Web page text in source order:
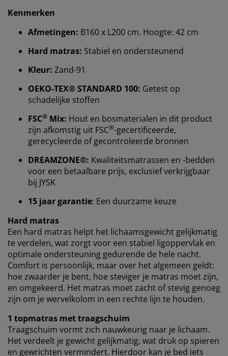
Kenmerken
Afmetingen: B160 x L200 cm. Hoogte: 42 cm
Hard matras: Stabiel en ondersteunend
Kleur: Zand-91
OEKO-TEX® STANDARD 100: Getest op
schadelijke stoffen
FSC® Mix: Hout en bosmaterialen in dit product
zijn afkomstig uit FSC®-gecertificeerde,
gerecycleerde of gecontroleerde bronnen
DREAMZONE®: Kwaliteitsmatrassen en -bedden
voor een betaalbare prijs, exclusief verkrijgbaar
bij JYSK
15 jaar garantie: Een duurzame keuze
Hard matras
Een hard matras helpt het lichaamsgewicht gelijkmatig
te verdelen, wat zorgt voor een stabiel ligoppervlak en
optimale ondersteuning gedurende de hele nacht.
Comfort is persoonlijk, maar over het algemeen geldt:
hoe zwaarder je bent, hoe steviger je matras moet zijn,
en omgekeerd. Het matras moet zacht of stevig genoeg
zijn om je wervelkolom in een rechte lijn te houden.
1 topmatras met traagschuim
Traagschuim vormt zich nauwkeurig naar je lichaam.
Het verdeelt je gewicht gelijkmatig, wat druk op spieren
en gewrichten vermindert. Hierdoor kan je bed iets
Wij personaliseren jouw ervaring
identificatoren om je een goede ervaring te bieden
verzamelen informatie over jou om functionaliteit,
statistieken en relevante marketing te waarborgen.
Wanneer je marketingcookies accepteert, delen we je
browsergegevens met marketingpartners (zoals
Google, Meta en Tiktok) voor gepersonaliseerde en
vaste advertenties. Je kunt meer lezen over de
doeleinden via ''Aanpassen'' en je toestemming op elk
moment intrekken door op het cookie-icoontje te
klikken. Door op ''Alles accepteren'' te klikken, ga je
akkoord met alle drie de doeleinden. Lees meer over
verzameling en verwerking van
persoonsgegevens